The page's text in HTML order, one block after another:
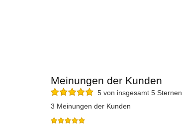
Meinungen der Kunden
5 von insgesamt 5 Sternen
3 Meinungen der Kunden